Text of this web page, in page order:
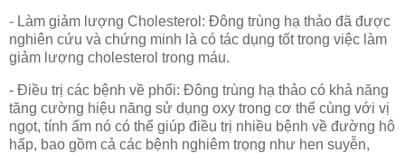
- Làm giảm lượng Cholesterol: Đông trùng hạ thảo đã được
nghiên cứu và chứng minh là có tác dụng tốt trong việc làm
giảm lượng cholesterol trong máu.
- Điều trị các bệnh về phổi: Đông trùng hạ thảo có khả năng
tăng cường hiệu năng sử dụng oxy trong cơ thể cùng với vị
ngọt, tính ấm nó có thể giúp điều trị nhiều bệnh về đường hô
hấp, bao gồm cả các bệnh nghiêm trọng như hen suyễn,